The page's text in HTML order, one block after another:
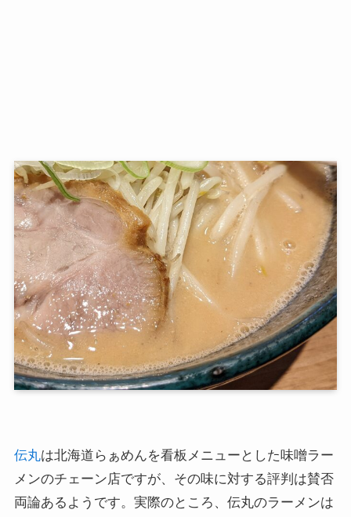
伝丸は北海道らぁめんを看板メニューとした味噌ラー
メンのチェーン店ですが、その味に対する評判は賛否
両論あるようです。実際のところ、伝丸のラーメンは